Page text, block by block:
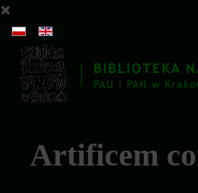
Artificem